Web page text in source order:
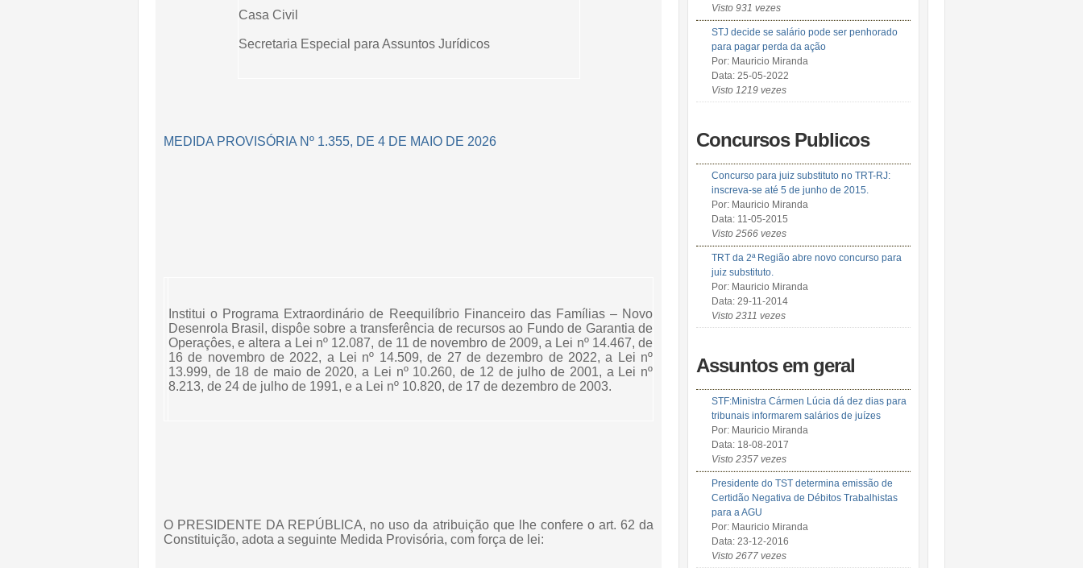
Casa Civil
Secretaria Especial para Assuntos Jurídicos
MEDIDA PROVISÓRIA Nº 1.355, DE 4 DE MAIO DE 2026
Institui o Programa Extraordinário de Reequilíbrio Financeiro das Famílias – Novo
Desenrola Brasil, dispôe sobre a transferência de recursos ao Fundo de Garantia de
Operaçôes, e altera a Lei nº 12.087, de 11 de novembro de 2009, a Lei nº 14.467, de
16 de novembro de 2022, a Lei nº 14.509, de 27 de dezembro de 2022, a Lei nº
13.999, de 18 de maio de 2020, a Lei nº 10.260, de 12 de julho de 2001, a Lei nº
8.213, de 24 de julho de 1991, e a Lei nº 10.820, de 17 de dezembro de 2003.
O PRESIDENTE DA REPÚBLICA, no uso da atribuição que lhe confere o art. 62 da
Constituição, adota a seguinte Medida Provisória, com força de lei:
Visto 931 vezes
STJ decide se salário pode ser penhorado
para pagar perda da ação
Por: Mauricio Miranda
Data: 25-05-2022
Visto 1219 vezes
Concursos Publicos
Concurso para juiz substituto no TRT-RJ:
inscreva-se até 5 de junho de 2015.
Por: Mauricio Miranda
Data: 11-05-2015
Visto 2566 vezes
TRT da 2ª Região abre novo concurso para
juiz substituto.
Por: Mauricio Miranda
Data: 29-11-2014
Visto 2311 vezes
Assuntos em geral
STF:Ministra Cármen Lúcia dá dez dias para
tribunais informarem salários de juízes
Por: Mauricio Miranda
Data: 18-08-2017
Visto 2357 vezes
Presidente do TST determina emissão de
Certidão Negativa de Débitos Trabalhistas
para a AGU
Por: Mauricio Miranda
Data: 23-12-2016
Visto 2677 vezes